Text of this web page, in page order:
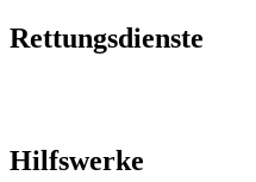
Rettungsdienste
Hilfswerke